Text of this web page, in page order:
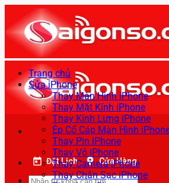
qua
nội
dung
Đặt Lịch Cửa Hàng
Tìm
Trang chủ
Sửa iPhone
Thay Màn Hình iPhone
Thay Mặt Kính iPhone
Thay Kính Lưng iPhone
Ép Cổ Cáp Màn Hình
Thay Pin iPhone
Thay Vỏ iPhone
Thay Camera iPhone
Thay Chân Sạc iPhone